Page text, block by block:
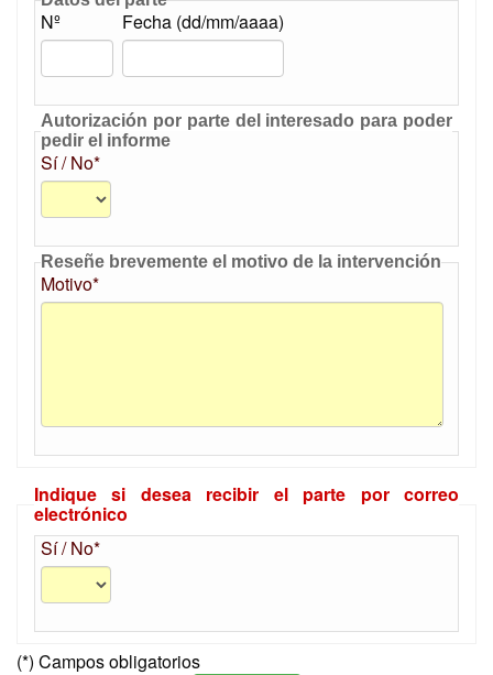
Nº Fecha (dd/mm/aaaa)
Autorización por parte del interesado para poder
pedir el informe
Sí / No*
Reseñe brevemente el motivo de la intervención
Motivo*
Indique si desea recibir el parte por correo
electrónico
Sí / No*
(*) Campos obligatorios